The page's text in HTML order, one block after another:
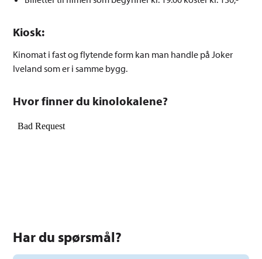
Kiosk:
Kinomat i fast og flytende form kan man handle på Joker
Iveland som er i samme bygg.
Hvor finner du kinolokalene?
Har du spørsmål?